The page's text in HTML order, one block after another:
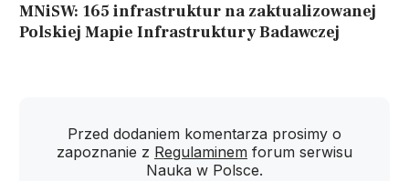
MNiSW: 165 infrastruktur na zaktualizowanej
Polskiej Mapie Infrastruktury Badawczej
Przed dodaniem komentarza prosimy o
zapoznanie z Regulaminem forum serwisu
Nauka w Polsce.